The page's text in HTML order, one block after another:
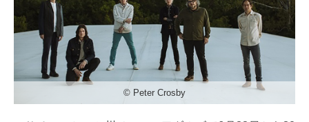
©︎ Peter Crosby